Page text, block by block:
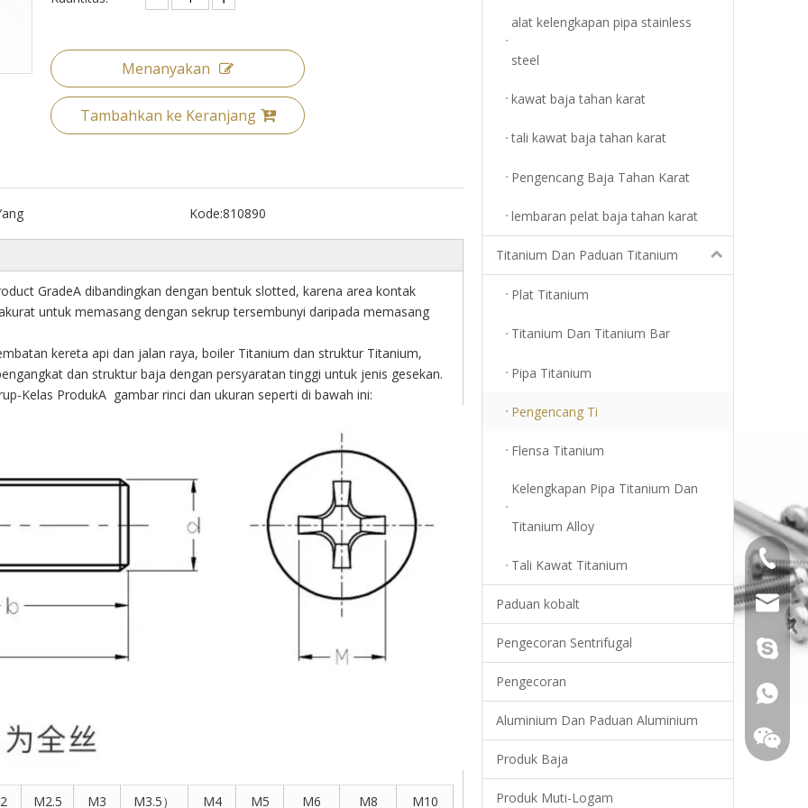
Menanyakan
Tambahkan ke Keranjang
Kode:810890
GradeA dibandingkan dengan bentuk slotted, karena area kontak
untuk memasang dengan sekrup tersembunyi daripada memasang
kereta api dan jalan raya, boiler Titanium dan struktur Titanium,
dan struktur baja dengan persyaratan tinggi untuk jenis gesekan.
Kelas ProdukA gambar rinci dan ukuran seperti di bawah ini:
M2.5 M3 M3.5） M4 M5 M6 M8 M10
alat kelengkapan pipa stainless
steel
kawat baja tahan karat
tali kawat baja tahan karat
Pengencang Baja Tahan Karat
lembaran pelat baja tahan karat
Titanium Dan Paduan Titanium
Plat Titanium
Titanium Dan Titanium Bar
Pipa Titanium
Pengencang Ti
Flensa Titanium
Kelengkapan Pipa Titanium Dan
Titanium Alloy
Tali Kawat Titanium
Paduan kobalt
Pengecoran Sentrifugal
Pengecoran
Aluminium Dan Paduan Aluminium
Produk Baja
Produk Muti-Logam
+86-
+86-